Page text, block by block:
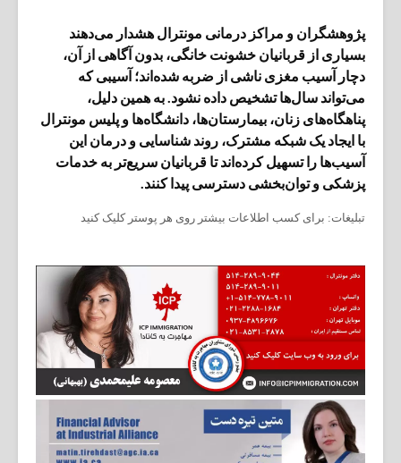
پژوهشگران و مراکز درمانی مونترال هشدار می‌دهند
بسیاری از قربانیان خشونت خانگی، بدون آگاهی از آن،
دچار آسیب مغزی ناشی از ضربه شده‌اند؛ آسیبی که
می‌تواند سال‌ها تشخیص داده نشود. به همین دلیل،
پناهگاه‌های زنان، بیمارستان‌ها، دانشگاه‌ها و پلیس مونترال
با ایجاد یک شبکه مشترک، روند شناسایی و درمان این
آسیب‌ها را تسهیل کرده‌اند تا قربانیان سریع‌تر به خدمات
پزشکی و توان‌بخشی دسترسی پیدا کنند.
تبلیغات: برای کسب اطلاعات بیشتر روی هر پوستر کلیک کنید